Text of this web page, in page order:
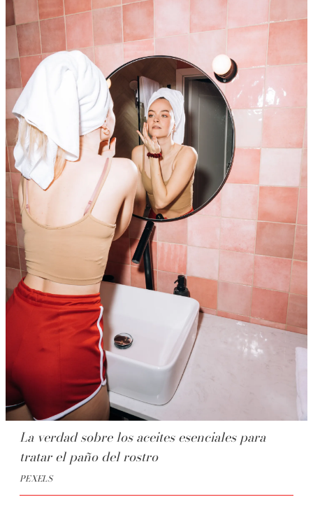
La verdad sobre los aceites esenciales para
tratar el paño del rostro
PEXELS